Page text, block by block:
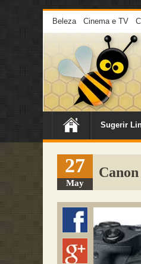
Beleza Cinema e TV
Sugerir
27
May